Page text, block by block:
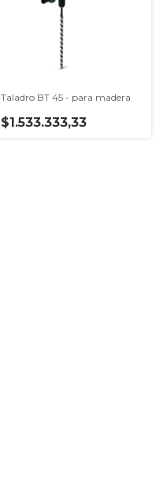
Taladro BT 45 - para madera
$1.533.333,33